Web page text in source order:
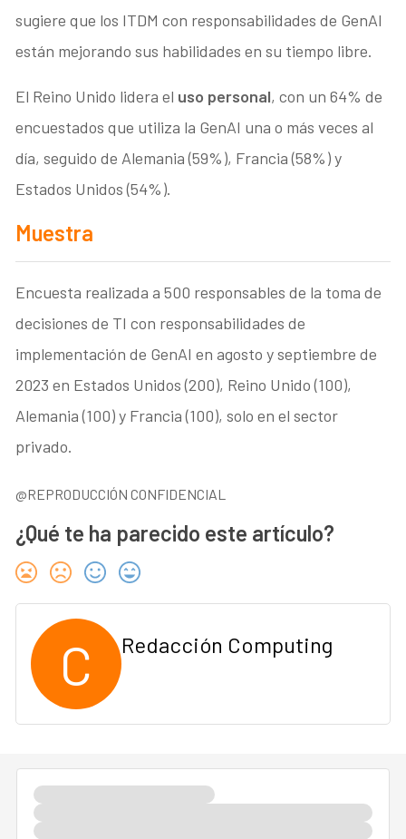
sugiere que los ITDM con responsabilidades de GenAI
están mejorando sus habilidades en su tiempo libre.
El Reino Unido lidera el uso personal, con un 64% de
encuestados que utiliza la GenAI una o más veces al
día, seguido de Alemania (59%), Francia (58%) y
Estados Unidos (54%).
Muestra
Encuesta realizada a 500 responsables de la toma de
decisiones de TI con responsabilidades de
implementación de GenAI en agosto y septiembre de
2023 en Estados Unidos (200), Reino Unido (100),
Alemania (100) y Francia (100), solo en el sector
privado.
@REPRODUCCIÓN CONFIDENCIAL
¿Qué te ha parecido este artículo?
C Redacción Computing